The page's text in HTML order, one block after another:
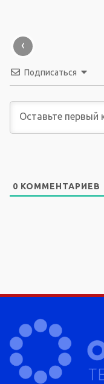
‹
Подписаться
0 КОММЕНТАРИЕВ